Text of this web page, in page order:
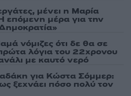
μένει η Μαρία
επόμενη μέρα για την
νόμιζες ότι δε θα σε
λόγια του 22χρονου
με καυτό νερό
για Κώστα Σόμμερ:
ξεχνάει πόσο πολύ τον